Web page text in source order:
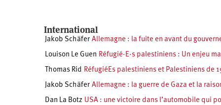
International
Jakob Schäfer Allemagne : la fuite en avant du
Louison Le Guen Réfugié·E·s palestiniens : Un enjeu
Thomas Rid RéfugiéEs palestiniens et Palestiniens de
Jakob Schäfer Allemagne : la guerre de Gaza et la
Dan La Botz USA : une victoire dans l’automobile qui